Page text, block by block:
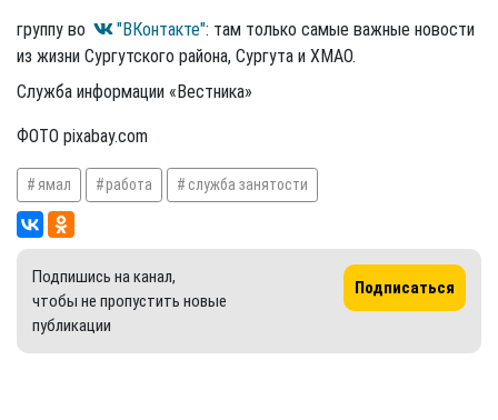
группу во
"ВКонтакте": там только самые важные новости
из жизни Сургутского района, Сургута и ХМАО.
Служба информации «Вестника»
ФОТО pixabay.com
ямал работа служба занятости
Подпишись на канал,
чтобы не пропустить новые
публикации
Подписаться